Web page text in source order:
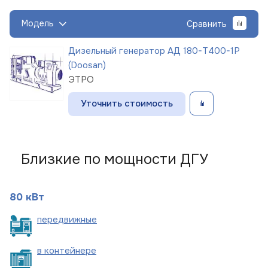
Модель Сравнить
Дизельный генератор АД 180-Т400-1Р
(Doosan)
ЭТРО
Уточнить стоимость
Близкие по мощности ДГУ
80 кВт
передвижные
в контейнере